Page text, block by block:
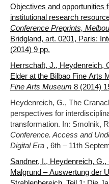
Objectives and opportunities
institutional research
Conference Preprints,
Bridgland, art. 0201, Paris:
(2014) 9 pp.
Herrschaft, J., Heydenreich,
Elder at the Bilbao Fine Arts
Fine Arts Museum 8 (2014)
Heydenreich, G., The
perspectives for
transformation. In: Smolnik,
Conference. Access and
Digital Era , 6th – 11th
Sandner, I., Heydenreich,
Malgrund – Auswertung der